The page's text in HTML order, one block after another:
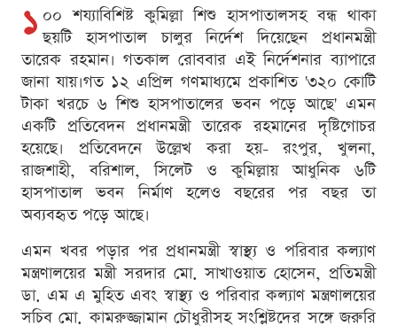
১ ০০ শয্যাবিশিষ্ট কুমিল্লা শিশু হাসপাতালসহ বন্ধ থাকা
ছয়টি হাসপাতাল চালুর নির্দেশ দিয়েছেন প্রধানমন্ত্রী
তারেক রহমান। গতকাল রোববার এই নির্দেশনার ব্যাপারে
জানা যায়।গত ১২ এপ্রিল গণমাধ্যমে প্রকাশিত '৩২০ কোটি
টাকা খরচে ৬ শিশু হাসপাতালের ভবন পড়ে আছে' এমন
একটি প্রতিবেদন প্রধানমন্ত্রী তারেক রহমানের দৃষ্টিগোচর
হয়েছে। প্রতিবেদনে উল্লেখ করা হয়- রংপুর, খুলনা,
রাজশাহী, বরিশাল, সিলেট ও কুমিল্লায় আধুনিক ৬টি
হাসপাতাল ভবন নির্মাণ হলেও বছরের পর বছর তা
অব্যবহৃত পড়ে আছে।
এমন খবর পড়ার পর প্রধানমন্ত্রী স্বাস্থ্য ও পরিবার কল্যাণ
মন্ত্রণালয়ের মন্ত্রী সরদার মো. সাখাওয়াত হোসেন, প্রতিমন্ত্রী
ডা. এম এ মুহিত এবং স্বাস্থ্য ও পরিবার কল্যাণ মন্ত্রণালয়ের
সচিব মো. কামরুজ্জামান চৌধুরীসহ সংশ্লিষ্টদের সঙ্গে জরুরি